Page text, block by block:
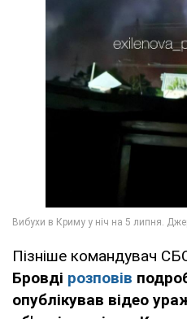
Пізніше командувач
Бровді розповів
опублікував відео